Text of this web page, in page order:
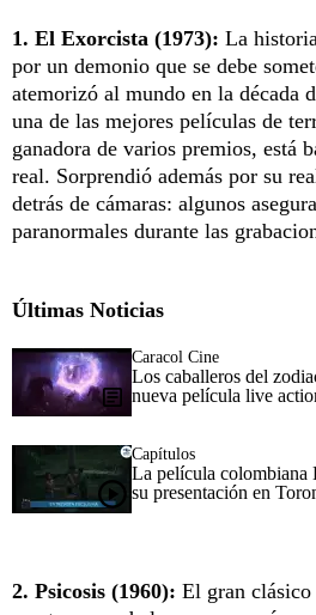
1. El Exorcista (1973): La
por un demonio que se debe
atemorizó al mundo en la década
una de las mejores películas de
ganadora de varios premios, está
real. Sorprendió además por su
detrás de cámaras: algunos
paranormales durante las
Últimas Noticias
Caracol Cine
Los caballeros del
nueva película live
Capítulos
La película colombiana
su presentación en
2. Psicosis (1960): El gran